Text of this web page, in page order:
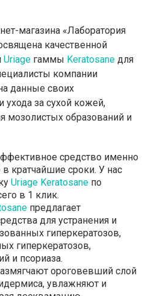
магазина «Лаборатория
качественной
Uriage гаммы Keratosane для
компании
данные своих
ухода за сухой кожей,
мозолистых образований и
средство именно
в кратчайшие сроки. У нас
Uriage Keratosane по
в 1 клик.
предлагает
для устранения и
гиперкератозов,
гиперкератозов,
и псориаза.
ороговевший слой
увлажняют и